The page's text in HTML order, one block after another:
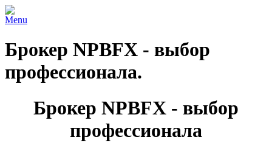
Menu
Брокер NPBFX - выбор
профессионала.
Брокер NPBFX - выбор
профессионала